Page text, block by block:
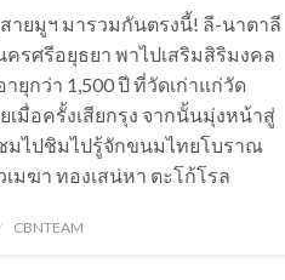
ายมูฯ มารวมกันตรงนี้! ลี-นาตาลี
รศรีอยุธยา พาไปเสริมสิริมงคล
ยุกว่า 1,500 ปี ที่วัดเก่าแก่วัด
เมื่อครั้งเสียกรุง จากนั้นมุ่งหน้าสู่
มไปชิมไปรู้จักขนมไทยโบราณ
เมฆา ทองเสน่หา ตะโก้โรล
CBNTEAM